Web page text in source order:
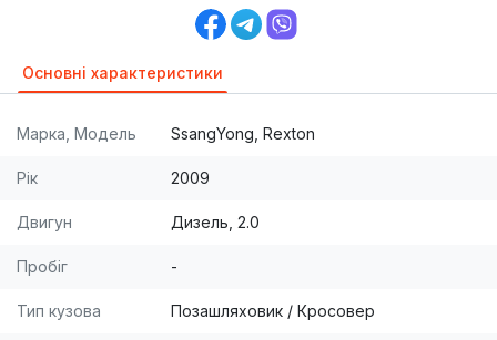
Основні характеристики
Марка, Модель SsangYong, Rexton
Рік 2009
Двигун Дизель, 2.0
Пробіг -
Тип кузова Позашляховик / Кросовер